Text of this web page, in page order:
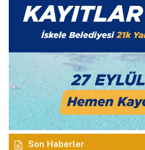
Son Haberler